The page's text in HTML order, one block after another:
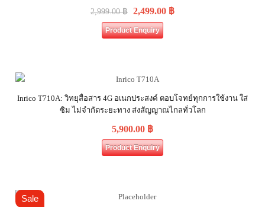
2,999.00฿ 2,499.00 ฿
Product Enquiry
Inrico T710A: วิทยุสื่อสาร 4G อเนกประสงค์ ตอบโจทย์ทุกการใช้งาน ใส่
ซิม ไม่จำกัดระยะทาง ส่งสัญญาณไกลทั่วโลก
5,900.00 ฿
Product Enquiry
Sale